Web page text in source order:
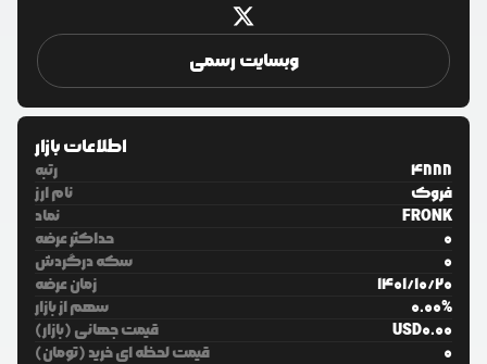
وبسایت رسمی
اطلاعات بازار
رتبه
4888
نام ارز
فروک
نماد
FRONK
حداکثر عرضه
0
سکه درگردش
0
زمان عرضه
1401/10/20
سهم از بازار
0.00%
قیمت جهانی (بازار)
USD0.00
قیمت لحظه ای خرید (تومان)
0